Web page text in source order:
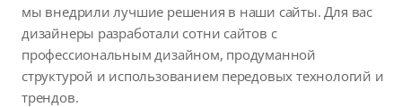
мы внедрили лучшие решения в наши сайты. Для вас
дизайнеры разработали сотни сайтов с
профессиональным дизайном, продуманной
структурой и использованием передовых технологий и
трендов.